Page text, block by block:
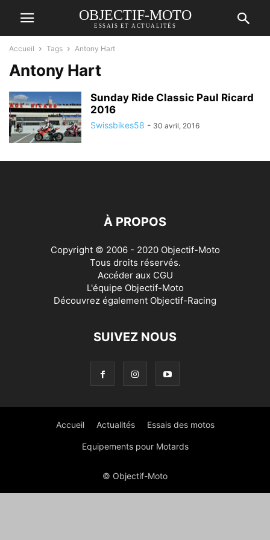
OBJECTIF-MOTO
ESSAIS ET ACTUALITÉS
Accueil Tags Antony Hart
Antony Hart
Sunday Ride Classic Paul Ricard
2016
Swissbikes58 - 30 avril, 2016
À PROPOS
Copyright © 2006 - 2020 Objectif-Moto
Tous droits réservés.
Accéder aux CGU
L'équipe Objectif-Moto
Découvrez également Objectif-Racing
SUIVEZ NOUS
Accueil Actualités Essais des motos
Equipements pour Motards
© Objectif-Moto